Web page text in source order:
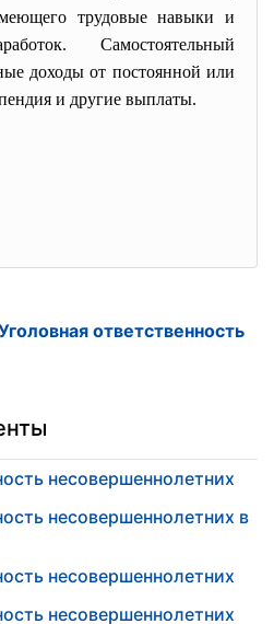
трудовые навыки и
Самостоятельный
доходы от постоянной или
и другие выплаты.
ответственность
несовершеннолетних
несовершеннолетних в
несовершеннолетних
несовершеннолетних